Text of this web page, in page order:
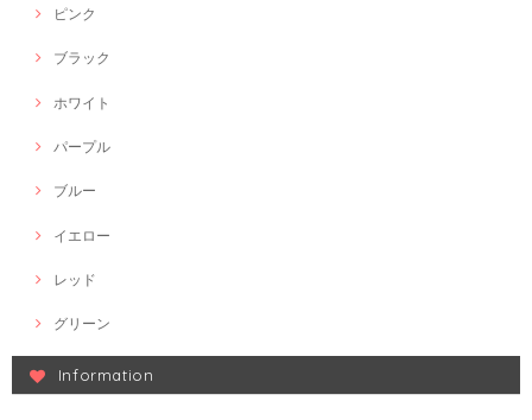
ピンク
ブラック
ホワイト
パープル
ブルー
イエロー
レッド
グリーン
Information